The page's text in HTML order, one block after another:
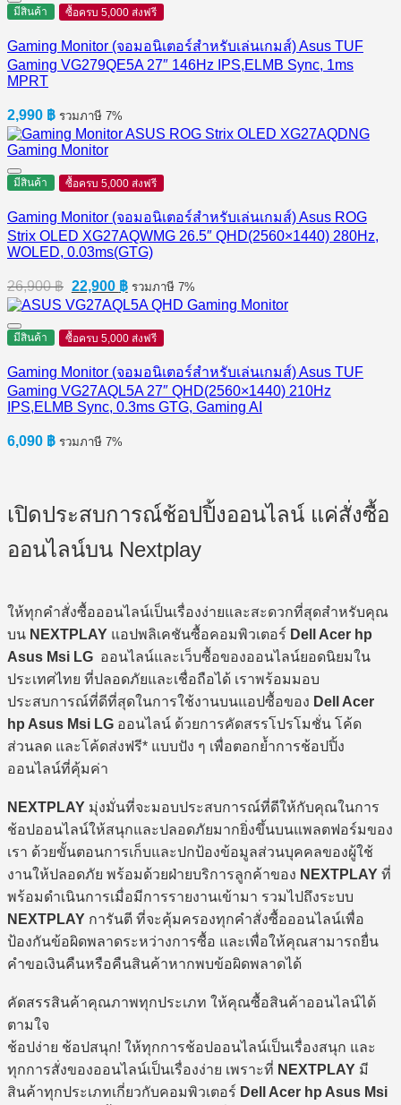
มีสินค้า ซื้อครบ 5,000 ส่งฟรี
Gaming Monitor (จอมอนิเตอร์สำหรับเล่นเกมส์) Asus TUF
Gaming VG279QE5A 27″ 146Hz IPS,ELMB Sync, 1ms
MPRT
2,990 ฿ รวมภาษี 7%
มีสินค้า ซื้อครบ 5,000 ส่งฟรี
Gaming Monitor (จอมอนิเตอร์สำหรับเล่นเกมส์) Asus ROG
Strix OLED XG27AQWMG 26.5″ QHD(2560×1440) 280Hz,
WOLED, 0.03ms(GTG)
26,900฿ Original
price
was:
26,900 ฿.
22,900 ฿Current
price
is:
22,900 ฿.
รวมภาษี 7%
มีสินค้า ซื้อครบ 5,000 ส่งฟรี
Gaming Monitor (จอมอนิเตอร์สำหรับเล่นเกมส์) Asus TUF
Gaming VG27AQL5A 27″ QHD(2560×1440) 210Hz
IPS,ELMB Sync, 0.3ms GTG, Gaming AI
6,090 ฿ รวมภาษี 7%
เปิดประสบการณ์ช้อปปิ้งออนไลน์ แค่สั่งซื้อ
ออนไลน์บน Nextplay
ให้ทุกคำสั่งซื้อออนไลน์เป็นเรื่องง่ายและสะดวกที่สุดสำหรับคุณ
บน NEXTPLAY แอปพลิเคชันซื้อคอมพิวเตอร์ Dell Acer hp
Asus Msi LG ออนไลน์และเว็บซื้อของออนไลน์ยอดนิยมใน
ประเทศไทย ที่ปลอดภัยและเชื่อถือได้ เราพร้อมมอบ
ประสบการณ์ที่ดีที่สุดในการใช้งานบนแอปซื้อของ Dell Acer
hp Asus Msi LG ออนไลน์ ด้วยการคัดสรรโปรโมชั่น โค้ด
ส่วนลด และโค้ดส่งฟรี* แบบปัง ๆ เพื่อตอกย้ำการช้อปปิ้ง
ออนไลน์ที่คุ้มค่า
NEXTPLAY มุ่งมั่นที่จะมอบประสบการณ์ที่ดีให้กับคุณในการ
ช้อปออนไลน์ให้สนุกและปลอดภัยมากยิ่งขึ้นบนแพลตฟอร์มของ
เรา ด้วยขั้นตอนการเก็บและปกป้องข้อมูลส่วนบุคคลของผู้ใช้
งานให้ปลอดภัย พร้อมด้วยฝ่ายบริการลูกค้าของ NEXTPLAY ที่
พร้อมดำเนินการเมื่อมีการรายงานเข้ามา รวมไปถึงระบบ
NEXTPLAY การันตี ที่จะคุ้มครองทุกคำสั่งซื้อออนไลน์เพื่อ
ป้องกันข้อผิดพลาดระหว่างการซื้อ และเพื่อให้คุณสามารถยื่น
คำขอเงินคืนหรือคืนสินค้าหากพบข้อผิดพลาดได้
คัดสรรสินค้าคุณภาพทุกประเภท ให้คุณซื้อสินค้าออนไลน์ได้
ตามใจ
ช้อปง่าย ช้อปสนุก! ให้ทุกการช้อปออนไลน์เป็นเรื่องสนุก และ
ทุกการสั่งของออนไลน์เป็นเรื่องง่าย เพราะที่ NEXTPLAY มี
สินค้าทุกประเภทเกี่ยวกับคอมพิวเตอร์ Dell Acer hp Asus Msi